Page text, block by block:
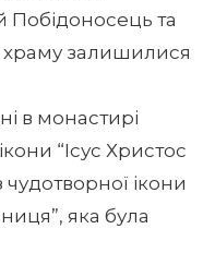
Побідоносець та
храму залишилися
в монастирі
“Ісус Христос
ікони
яка була